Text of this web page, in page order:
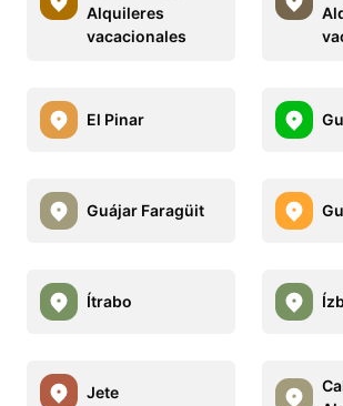
Alquileres
vacacionales
El Pinar
Guájar Faragüit
Ítrabo
Jete